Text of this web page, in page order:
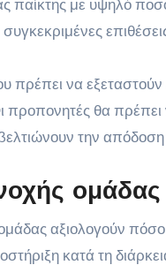
παίκτης με υψηλό
πρέπει να
θα πρέπει
την
αξιολογούν
κατά τη